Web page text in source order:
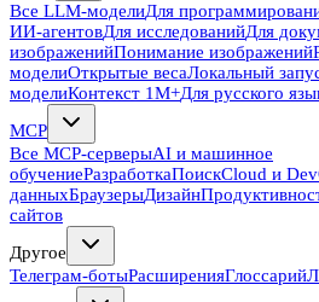
Все LLM-моделиДля
ИИ-агентовДля исследованийДля
изображенийПонимание изображений
моделиОткрытые весаЛокальный
моделиКонтекст 1M+Для русского
MCP
Все MCP-серверыAI и машинное
обучениеРазработкаПоискCloud и
данныхБраузерыДизайн
сайтов
Другое
Телеграм-ботыРасширенияГлоссарий